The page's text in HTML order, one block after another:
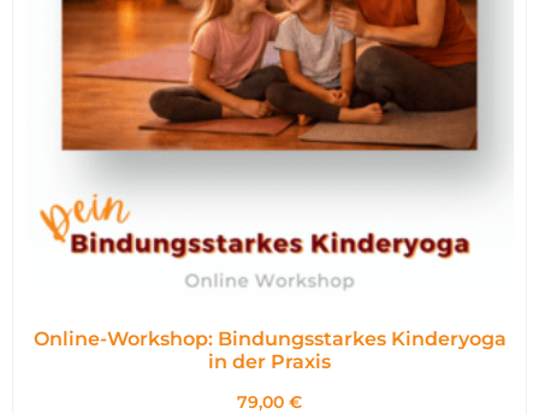
Online-Workshop: Bindungsstarkes Kinderyoga
in der Praxis
79,00 €